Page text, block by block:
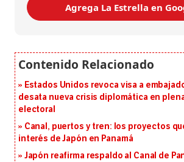
Agrega La Estrella en
Estados Unidos revoca visa a
desata nueva crisis diplomática en
electoral
Canal, puertos y tren: los proyectos
interés de Japón en Panamá
Japón reafirma respaldo al Canal de